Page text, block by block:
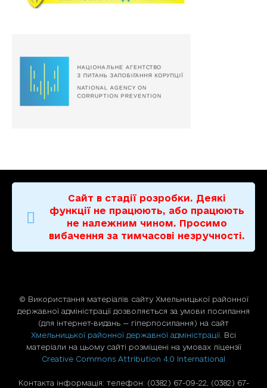
Сайт в стадії розробки. Деякі
функції не працюють, або працюють
не належним чином. Просимо
вибачення за тимчасові незручності.
© Використання матерiалiв сайту Хмельницької районної
державної адміністрації дозволяється за умови посилання
(для iнтернет-видань — гiперпосилання) на сайт
Хмельницької районної державної адміністрації . Всі
матеріали на цьому сайті розміщені на умовах ліцензії
Creative Commons Attribution 4.0 International
Контакта інформація: телефон: (0382) 67-09-22, (0382) 67-